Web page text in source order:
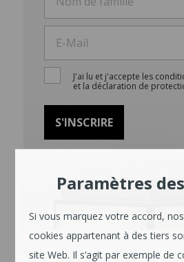
Paramètres
Si vous marquez votre accord,
cookies appartenant à des tiers
site Web. Il s’agit par exemple de
J'ai lu et j'accepte les
et la déclaration de